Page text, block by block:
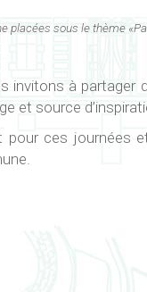
placées sous le thème
invitons à partager
et source
ces journées